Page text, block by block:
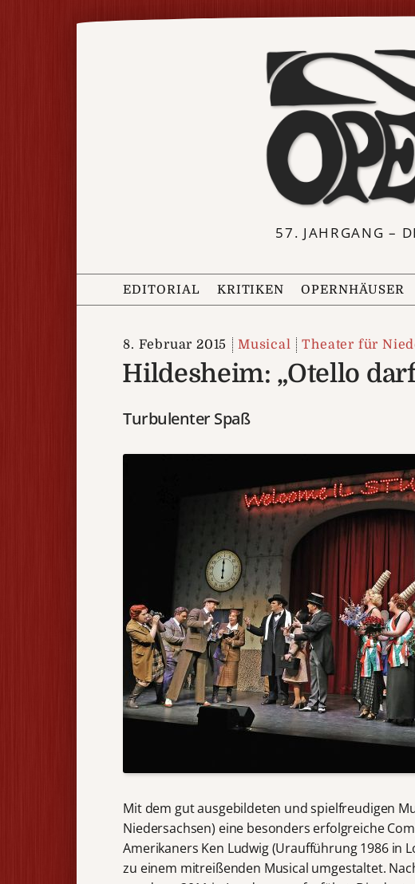
57. JAHRGANG –
EDITORIAL KRITIKEN OPERNHÄUSER
8. Februar 2015 Musical Theater für
Hildesheim: „Otello
Turbulenter Spaß
Mit dem gut ausgebildeten und spielfreudigen
Niedersachsen) eine besonders erfolgreiche
Amerikaners Ken Ludwig (Uraufführung 1986 in
zu einem mitreißenden Musical umgestaltet.